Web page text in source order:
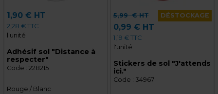
1,90 € HT
2,28 € TTC
l'unité
Adhésif sol "Distance à
respecter"
Code : 228215
Rouge / Blanc
5,99€ HT DÉSTOCKAGE
0,99 € HT
1,19 € TTC
l'unité
Stickers de sol "J'attends
ici."
Code : 34967